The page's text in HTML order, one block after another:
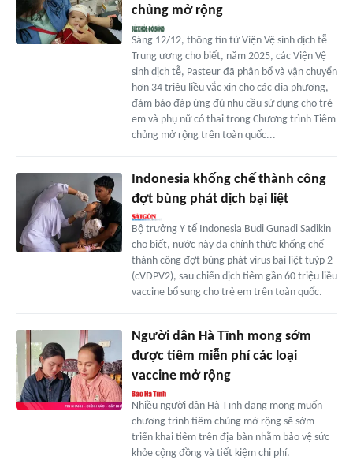
chủng mở rộng
Sáng 12/12, thông tin từ Viện Vệ sinh dịch tễ
Trung ương cho biết, năm 2025, các Viện Vệ
sinh dịch tễ, Pasteur đã phân bổ và vận chuyển
hơn 34 triệu liều vắc xin cho các địa phương,
đảm bảo đáp ứng đủ nhu cầu sử dụng cho trẻ
em và phụ nữ có thai trong Chương trình Tiêm
chủng mở rộng trên toàn quốc...
Indonesia khống chế thành công
đợt bùng phát dịch bại liệt
Bộ trưởng Y tế Indonesia Budi Gunadi Sadikin
cho biết, nước này đã chính thức khống chế
thành công đợt bùng phát virus bại liệt tuýp 2
(cVDPV2), sau chiến dịch tiêm gần 60 triệu liều
vaccine bổ sung cho trẻ em trên toàn quốc.
Người dân Hà Tĩnh mong sớm
được tiêm miễn phí các loại
vaccine mở rộng
Nhiều người dân Hà Tĩnh đang mong muốn
chương trình tiêm chủng mở rộng sẽ sớm
triển khai tiêm trên địa bàn nhằm bảo vệ sức
khỏe cộng đồng và tiết kiệm chi phí.